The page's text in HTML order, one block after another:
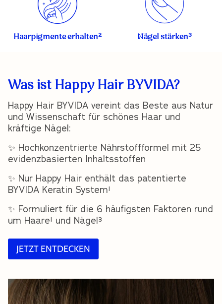
Haarpigmente erhalten² Nägel stärken³
Was ist Happy Hair BYVIDA?
Happy Hair BYVIDA vereint das Beste aus Natur
und Wissenschaft für schönes Haar und
kräftige Nägel:
✨ Hochkonzentrierte Nährstoffformel mit 25
evidenzbasierten Inhaltsstoffen
✨ Nur Happy Hair enthält das patentierte
BYVIDA Keratin System¹
✨ Formuliert für die 6 häufigsten Faktoren rund
um Haare¹ und Nägel³
JETZT ENTDECKEN